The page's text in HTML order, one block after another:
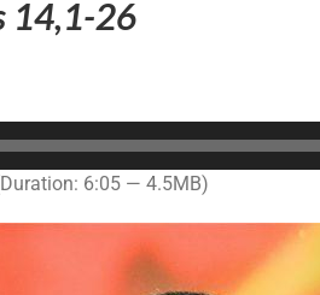
14,1-26
6:05 — 4.5MB)